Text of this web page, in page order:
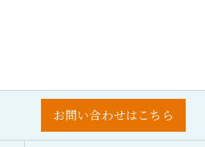
お問い合わせはこちら